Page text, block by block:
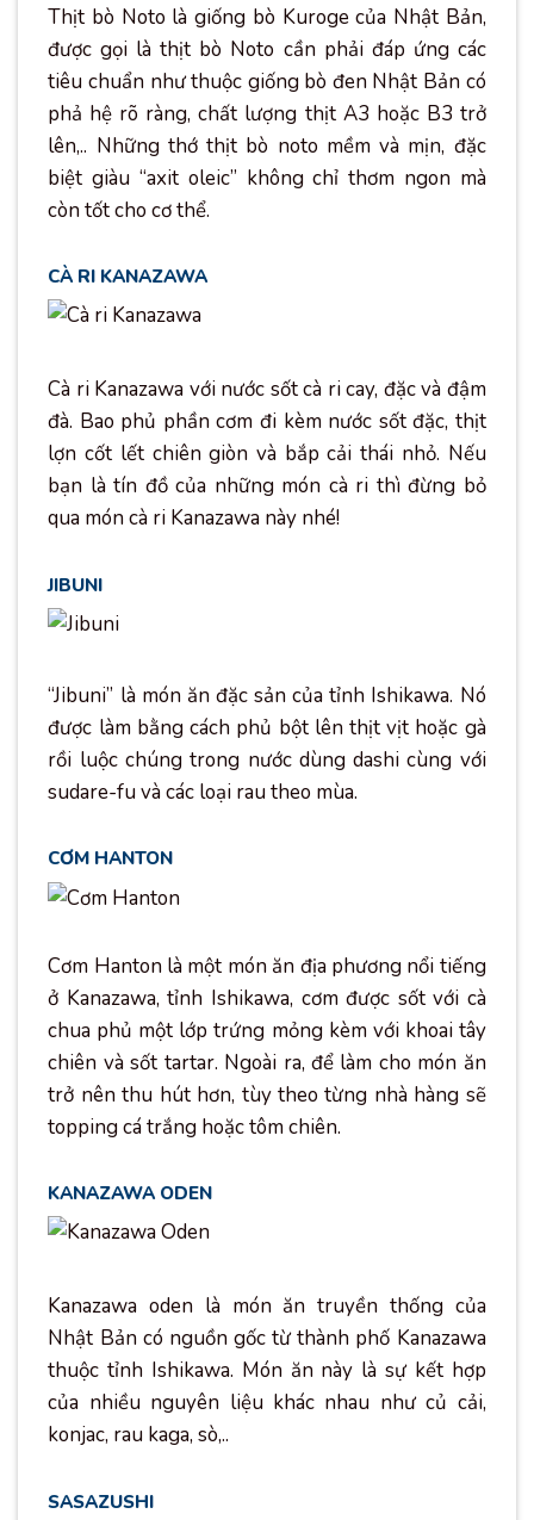
Thịt bò Noto là giống bò Kuroge của Nhật Bản,
được gọi là thịt bò Noto cần phải đáp ứng các
tiêu chuẩn như thuộc giống bò đen Nhật Bản có
phả hệ rõ ràng, chất lượng thịt A3 hoặc B3 trở
lên,.. Những thớ thịt bò noto mềm và mịn, đặc
biệt giàu “axit oleic” không chỉ thơm ngon mà
còn tốt cho cơ thể.
CÀ RI KANAZAWA
Cà ri Kanazawa với nước sốt cà ri cay, đặc và đậm
đà. Bao phủ phần cơm đi kèm nước sốt đặc, thịt
lợn cốt lết chiên giòn và bắp cải thái nhỏ. Nếu
bạn là tín đồ của những món cà ri thì đừng bỏ
qua món cà ri Kanazawa này nhé!
JIBUNI
“Jibuni” là món ăn đặc sản của tỉnh Ishikawa. Nó
được làm bằng cách phủ bột lên thịt vịt hoặc gà
rồi luộc chúng trong nước dùng dashi cùng với
sudare-fu và các loại rau theo mùa.
CƠM HANTON
Cơm Hanton là một món ăn địa phương nổi tiếng
ở Kanazawa, tỉnh Ishikawa, cơm được sốt với cà
chua phủ một lớp trứng mỏng kèm với khoai tây
chiên và sốt tartar. Ngoài ra, để làm cho món ăn
trở nên thu hút hơn, tùy theo từng nhà hàng sẽ
topping cá trắng hoặc tôm chiên.
KANAZAWA ODEN
Kanazawa oden là món ăn truyền thống của
Nhật Bản có nguồn gốc từ thành phố Kanazawa
thuộc tỉnh Ishikawa. Món ăn này là sự kết hợp
của nhiều nguyên liệu khác nhau như củ cải,
konjac, rau kaga, sò,..
SASAZUSHI